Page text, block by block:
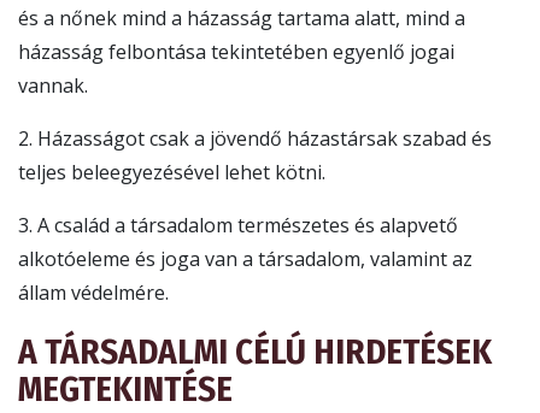
és a nőnek mind a házasság tartama alatt, mind a
házasság felbontása tekintetében egyenlő jogai
vannak.
2. Házasságot csak a jövendő házastársak szabad és
teljes beleegyezésével lehet kötni.
3. A család a társadalom természetes és alapvető
alkotó­eleme és joga van a társadalom, valamint az
állam védelmére.
A TÁRSADALMI CÉLÚ HIRDETÉSEK
MEGTEKINTÉSE